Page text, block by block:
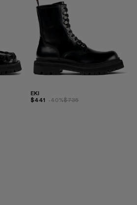
EKI
$441 -40%$735